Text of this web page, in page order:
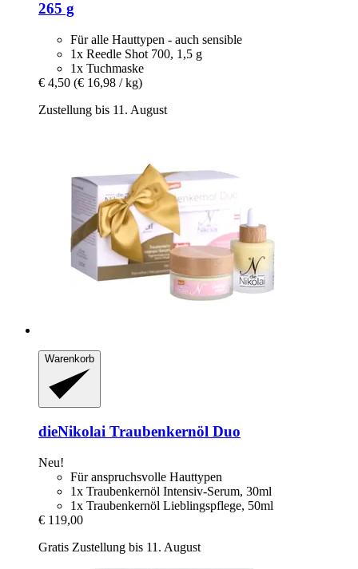
265 g
Für alle Hauttypen - auch sensible
1x Reedle Shot 700, 1,5 g
1x Tuchmaske
€ 4,50 (€ 16,98 / kg)
Zustellung bis 11. August
Warenkorb
dieNikolai Traubenkernöl Duo
Neu!
Für anspruchsvolle Hauttypen
1x Traubenkernöl Intensiv-Serum, 30ml
1x Traubenkernöl Lieblingspflege, 50ml
€ 119,00
Gratis Zustellung bis 11. August